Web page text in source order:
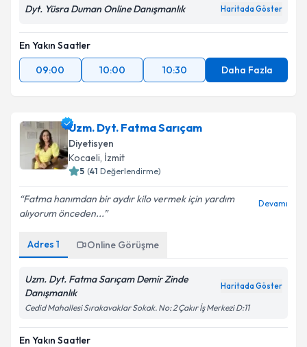
Dyt. Yüsra Duman Online Danışmanlık Haritada Göster
En Yakın Saatler
09:00
10:00 10:30 Daha Fazla
Uzm. Dyt. Fatma Sarıçam
Diyetisyen
Kocaeli, İzmit
5 (41 Değerlendirme)
Fatma hanımdan bir aydır kilo vermek için yardım
alıyorum önceden...
Devamı
Adres 1 Online Görüşme
Uzm. Dyt. Fatma Sarıçam Demir Zinde
Danışmanlık
Haritada Göster
Cedid Mahallesi Sırakavaklar Sokak. No: 2 Çakır İş Merkezi D:11
En Yakın Saatler